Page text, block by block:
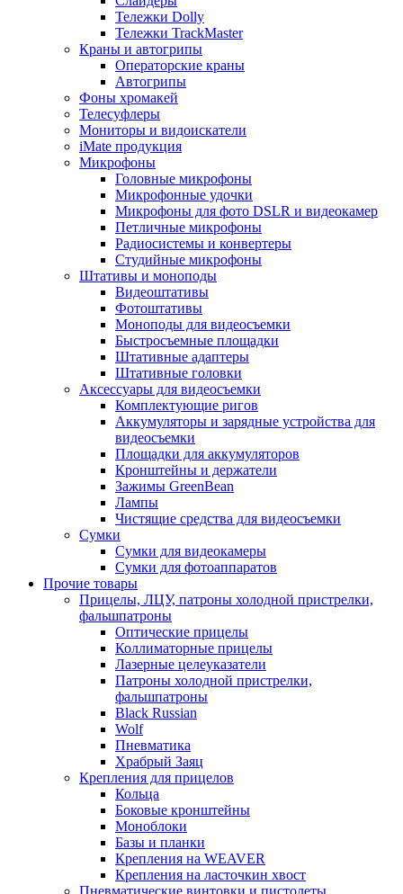
Тележки Dolly
Тележки TrackMaster
Краны и автогрипы
Операторские краны
Автогрипы
Фоны хромакей
Телесуфлеры
Мониторы и видоискатели
iMate продукция
Микрофоны
Головные микрофоны
Микрофонные удочки
Микрофоны для фото DSLR и видеокамер
Петличные микрофоны
Радиосистемы и конвертеры
Студийные микрофоны
Штативы и моноподы
Видеоштативы
Фотоштативы
Моноподы для видеосъемки
Быстросъемные площадки
Штативные адаптеры
Штативные головки
Аксессуары для видеосъемки
Комплектующие ригов
Аккумуляторы и зарядные устройства для
видеосъемки
Площадки для аккумуляторов
Кронштейны и держатели
Зажимы GreenBean
Лампы
Чистящие средства для видеосъемки
Сумки
Сумки для видеокамеры
Сумки для фотоаппаратов
Прочие товары
Прицелы, ЛЦУ, патроны холодной пристрелки,
фальшпатроны
Оптические прицелы
Коллиматорные прицелы
Лазерные целеуказатели
Патроны холодной пристрелки,
фальшпатроны
Black Russian
Wolf
Пневматика
Храбрый Заяц
Крепления для прицелов
Кольца
Боковые кронштейны
Моноблоки
Базы и планки
Крепления на WEAVER
Крепления на ласточкин хвост
Пневматические винтовки и пистолеты